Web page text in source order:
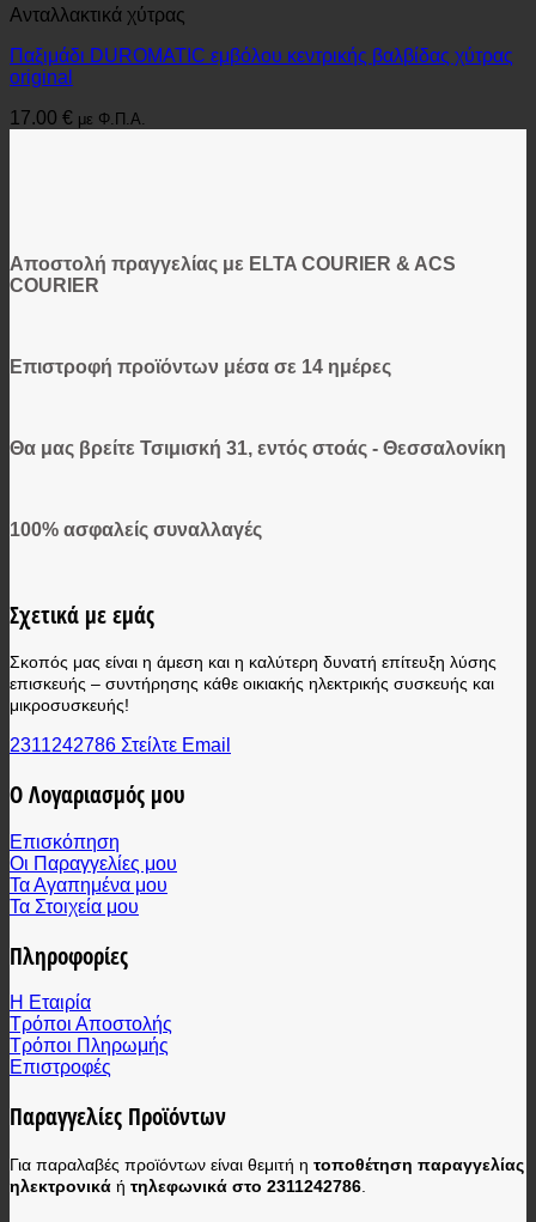
Ανταλλακτικά χύτρας
Παξιμάδι DUROMATIC εμβόλου κεντρικής βαλβίδας χύτρας
original
17.00 € με Φ.Π.Α.
Αποστολή πραγγελίας με ELTA COURIER & ACS
COURIER
Επιστροφή προϊόντων μέσα σε 14 ημέρες
Θα μας βρείτε Τσιμισκή 31, εντός στοάς - Θεσσαλονίκη
100% ασφαλείς συναλλαγές
Σχετικά με εμάς
Σκοπός μας είναι η άμεση και η καλύτερη δυνατή επίτευξη λύσης
επισκευής – συντήρησης κάθε οικιακής ηλεκτρικής συσκευής και
μικροσυσκευής!
2311242786 Στείλτε Email
Ο Λογαριασμός μου
Επισκόπηση
Οι Παραγγελίες μου
Τα Αγαπημένα μου
Τα Στοιχεία μου
Πληροφορίες
Η Εταιρία
Τρόποι Αποστολής
Τρόποι Πληρωμής
Επιστροφές
Παραγγελίες Προϊόντων
Για παραλαβές προϊόντων είναι θεμιτή η τοποθέτηση παραγγελίας
ηλεκτρονικά ή τηλεφωνικά στο 2311242786